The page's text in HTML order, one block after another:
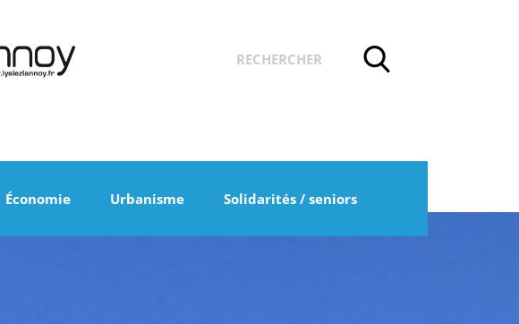
Économie Urbanisme Solidarités / seniors